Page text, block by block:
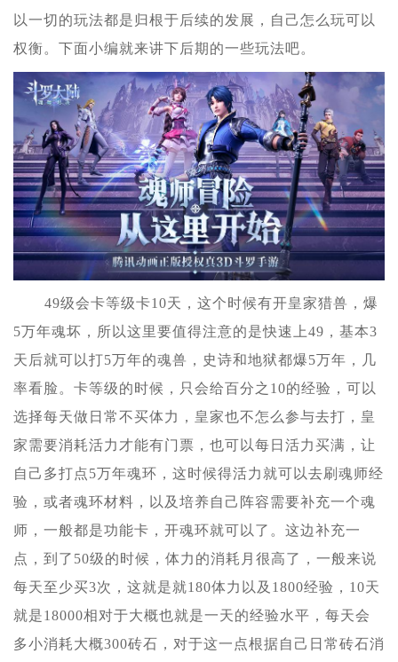
以一切的玩法都是归根于后续的发展，自己怎么玩可以
权衡。下面小编就来讲下后期的一些玩法吧。
49级会卡等级卡10天，这个时候有开皇家猎兽，爆
5万年魂坏，所以这里要值得注意的是快速上49，基本3
天后就可以打5万年的魂兽，史诗和地狱都爆5万年，几
率看脸。卡等级的时候，只会给百分之10的经验，可以
选择每天做日常不买体力，皇家也不怎么参与去打，皇
家需要消耗活力才能有门票，也可以每日活力买满，让
自己多打点5万年魂环，这时候得活力就可以去刷魂师经
验，或者魂环材料，以及培养自己阵容需要补充一个魂
师，一般都是功能卡，开魂环就可以了。这边补充一
点，到了50级的时候，体力的消耗月很高了，一般来说
每天至少买3次，这就是就180体力以及1800经验，10天
就是18000相对于大概也就是一天的经验水平，每天会
多小消耗大概300砖石，对于这一点根据自己日常砖石消